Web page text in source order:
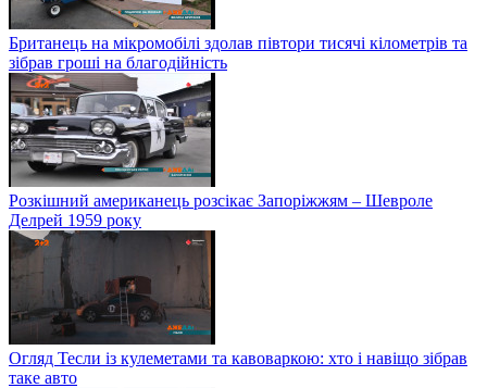
Британець на мікромобілі здолав півтори тисячі кілометрів та
зібрав гроші на благодійність
Розкішний американець розсікає Запоріжжям – Шевроле
Делрей 1959 року
Огляд Тесли із кулеметами та кавоваркою: хто і навіщо зібрав
таке авто